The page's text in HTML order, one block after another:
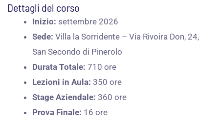
Dettagli del corso
Inizio: settembre 2026
Sede: Villa la Sorridente – Via Rivoira Don, 24,
San Secondo di Pinerolo
Durata Totale: 710 ore
Lezioni in Aula: 350 ore
Stage Aziendale: 360 ore
Prova Finale: 16 ore​